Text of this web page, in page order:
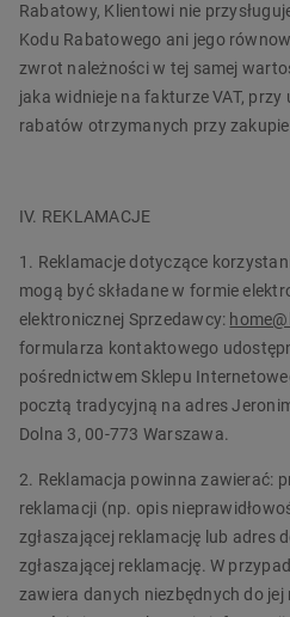
Rabatowy, Klientowi nie
Kodu Rabatowego ani jego
zwrot należności w tej samej
jaka widnieje na fakturze VAT,
rabatów otrzymanych przy
IV. REKLAMACJE
1. Reklamacje dotyczące
mogą być składane w formie
elektronicznej Sprzedawcy:
formularza kontaktowego
pośrednictwem Sklepu
pocztą tradycyjną na adres
Dolna 3, 00-773 Warszawa.
2. Reklamacja powinna zawierać:
reklamacji (np. opis
zgłaszającej reklamację lub adres
zgłaszającej reklamację. W
zawiera danych niezbędnych do